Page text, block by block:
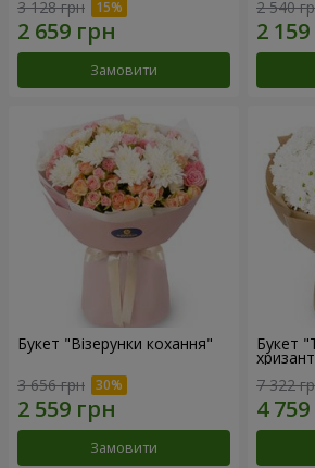
3 128 грн
Замовити
2 540
Букет "Візерунки кохання"
3 656 грн
Замовити
Букет
7 322